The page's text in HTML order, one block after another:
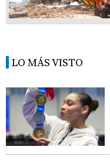
LO MÁS VISTO